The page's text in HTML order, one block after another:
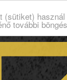
(sütiket)
további